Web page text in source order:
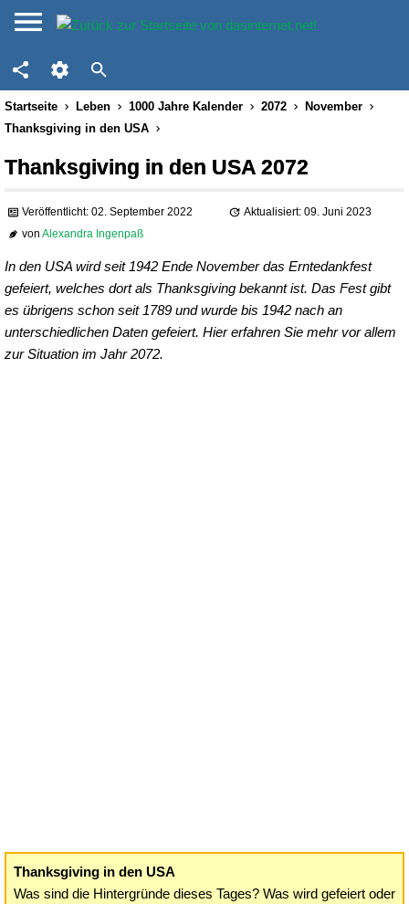
Startseite Leben 1000 Jahre Kalender 2072
November
Thanksgiving in den USA
Thanksgiving in den USA 2072
Veröffentlicht: 02. September 2022
Aktualisiert: 09. Juni 2023
vonAlexandra Ingenpaß
In den USA wird seit 1942 Ende November das Erntedankfest
gefeiert, welches dort als Thanksgiving bekannt ist. Das Fest gibt
es übrigens schon seit 1789 und wurde bis 1942 nach an
unterschiedlichen Daten gefeiert. Hier erfahren Sie mehr vor allem
zur Situation im Jahr 2072.
Thanksgiving in den USA
Was sind die Hintergründe dieses Tages? Was wird gefeiert oder